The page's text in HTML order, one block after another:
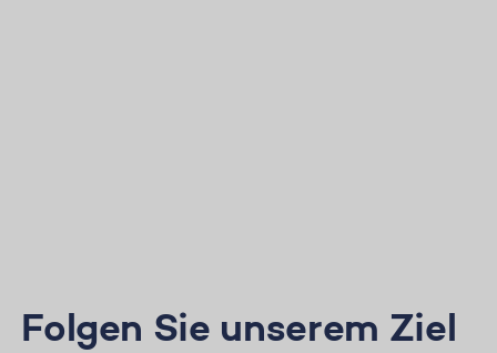
Folgen Sie unserem Ziel